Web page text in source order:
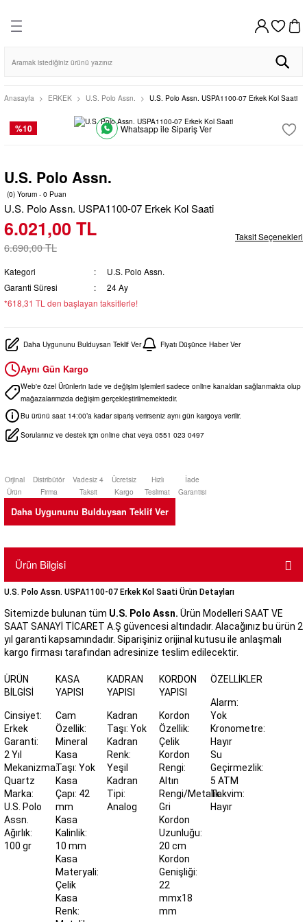
AYNI GÜN KARGO
HIZLI KARGO
DİSTRİBÜTÖR GARANTİLİ
Klik
Seiko Clocks
Kolye
Kolye
Anasayfa ERKEK U.S. Polo Assn. U.S. Polo Assn. USPA1100-07 Erkek Kol Saati
%10 Whatsapp ile Sipariş Ver
U.S. Polo Assn.
(0) Yorum - 0 Puan
U.S. Polo Assn. USPA1100-07 Erkek Kol Saati
6.021,00 TL
6.690,00 TL
Taksit Seçenekleri
Kategori
U.S. Polo Assn.
Garanti Süresi
24 Ay
*618,31 TL den başlayan taksitlerle!
Daha Uygununu Bulduysan Teklif Ver Fiyatı Düşünce Haber Ver
Aynı Gün Kargo
Web'e özel Ürünlerin iade ve değişim işlemleri sadece online kanaldan sağlanmakta olup
mağazalarımızda değişim gerçekleştirilmemektedir.
Bu ürünü saat 14:00’a kadar sipariş verirseniz aynı gün kargoya verilir.
Sorularınız ve destek için online chat veya 0551 023 0497
Orjinal
Ürün
Distribütör
Firma
Vadesiz 4
Taksit
Ücretsiz
Kargo
Hızlı
Teslimat
İade
Garantisi
Daha Uygununu Bulduysan Teklif Ver
Ürün Bilgisi
U.S. Polo Assn. USPA1100-07 Erkek Kol Saati Ürün Detayları
Sitemizde bulunan tüm U.S. Polo Assn. Ürün Modelleri SAAT VE
SAAT SANAYİ TİCARET A.Ş güvencesi altındadır. Alacağınız bu ürün 2
yıl garanti kapsamındadır. Siparişiniz orijinal kutusu ile anlaşmalı
kargo firması tarafından adresinize teslim edilecektir.
ÜRÜN
BILGISI
Cinsiyet:
Erkek
Garanti:
2 Yıl
Mekanizma:
Quartz
Marka:
U.S. Polo
Assn.
Ağırlık:
100 gr
KASA
YAPISI
Cam
Özellik:
Mineral
Kasa
Taşı: Yok
Kasa
Çapı: 42
mm
Kasa
Kalinlik:
10 mm
Kasa
Materyali:
Çelik
Kasa
Renk:
KADRAN
YAPISI
Kadran
Taşı: Yok
Kadran
Renk:
Yeşil
Kadran
Tipi:
Analog
KORDON
YAPISI
Kordon
Özellik:
Çelik
Kordon
Rengi:
Altın
Rengi/Metalik
Gri
Kordon
Uzunluğu:
20 cm
Kordon
Genişliği:
22
mmx18
mm
ÖZELLIKLER
Alarm:
Yok
Kronometre:
Hayır
Su
Geçirmezlik:
5 ATM
Takvim:
Hayır